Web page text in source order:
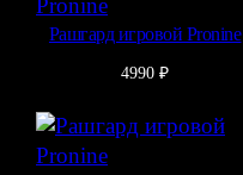
Рашгард игровой Pronine
4990₽